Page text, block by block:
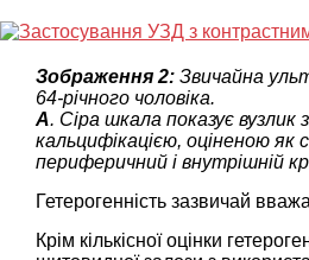
Зображення 2: Звичайна
64-річного чоловіка.
A. Сіра шкала показує вузлик
кальцифікацією, оціненою як
периферичний і внутрішній
Гетерогенність зазвичай
Крім кількісної оцінки